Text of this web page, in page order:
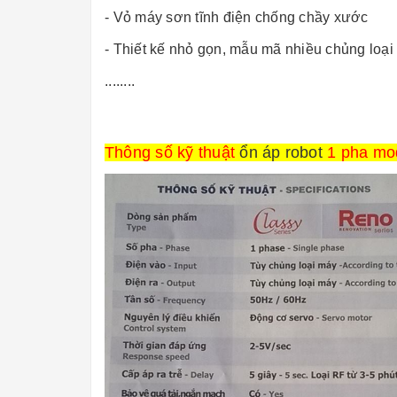
- Vỏ máy sơn tĩnh điện chống chầy xước
- Thiết kế nhỏ gọn, mẫu mã nhiều chủng
........
Thông số kỹ thuậtổn áp robot 1 pha